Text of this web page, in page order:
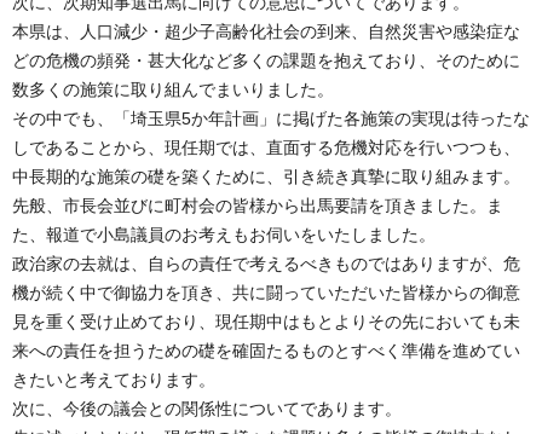
本県は、人口減少・超少子高齢化社会の到来、自然災害や感染症な
どの危機の頻発・甚大化など多くの課題を抱えており、そのために
数多くの施策に取り組んでまいりました。
その中でも、「埼玉県5か年計画」に掲げた各施策の実現は待ったな
しであることから、現任期では、直面する危機対応を行いつつも、
中長期的な施策の礎を築くために、引き続き真摯に取り組みます。
先般、市長会並びに町村会の皆様から出馬要請を頂きました。ま
た、報道で小島議員のお考えもお伺いをいたしました。
政治家の去就は、自らの責任で考えるべきものではありますが、危
機が続く中で御協力を頂き、共に闘っていただいた皆様からの御意
見を重く受け止めており、現任期中はもとよりその先においても未
来への責任を担うための礎を確固たるものとすべく準備を進めてい
きたいと考えております。
次に、今後の議会との関係性についてであります。